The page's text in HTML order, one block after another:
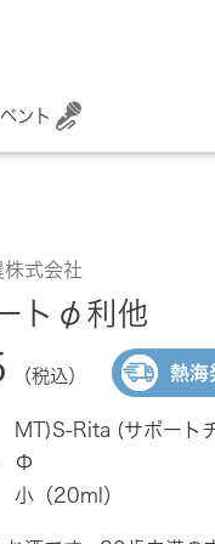
ント
株式会社
トφ利他
（税込） 熱海
MT)S-Rita (サポート
Φ
小（20ml）